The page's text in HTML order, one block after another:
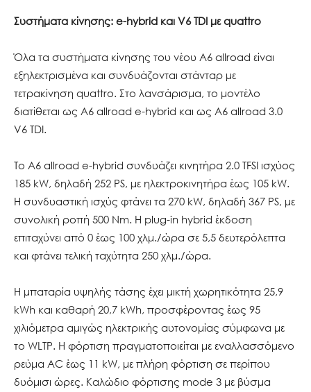
Συστήματα κίνησης: e-hybrid και V6 TDI με quattro
Όλα τα συστήματα κίνησης του νέου A6 allroad είναι
εξηλεκτρισμένα και συνδυάζονται στάνταρ με
τετρακίνηση quattro. Στο λανσάρισμα, το μοντέλο
διατίθεται ως A6 allroad e-hybrid και ως A6 allroad 3.0
V6 TDI.
Το A6 allroad e-hybrid συνδυάζει κινητήρα 2.0 TFSI ισχύος
185 kW, δηλαδή 252 PS, με ηλεκτροκινητήρα έως 105 kW.
Η συνδυαστική ισχύς φτάνει τα 270 kW, δηλαδή 367 PS, με
συνολική ροπή 500 Nm. Η plug-in hybrid έκδοση
επιταχύνει από 0 έως 100 χλμ./ώρα σε 5,5 δευτερόλεπτα
και φτάνει τελική ταχύτητα 250 χλμ./ώρα.
Η μπαταρία υψηλής τάσης έχει μικτή χωρητικότητα 25,9
kWh και καθαρή 20,7 kWh, προσφέροντας έως 95
χιλιόμετρα αμιγώς ηλεκτρικής αυτονομίας σύμφωνα με
το WLTP. Η φόρτιση πραγματοποιείται με εναλλασσόμενο
ρεύμα AC έως 11 kW, με πλήρη φόρτιση σε περίπου
δυόμισι ώρες. Καλώδιο φόρτισης mode 3 με βύσμα